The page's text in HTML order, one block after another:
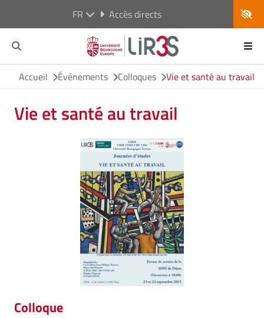
FR Accès directs
Accueil Événements Colloques Vie et santé au travail
Vie et santé au travail
Colloque